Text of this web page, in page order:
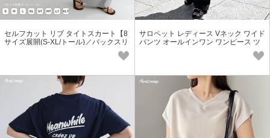
セルフカット リブ タイトスカート【8
サイズ展開(S-XL/トール)／バックスリ
サロペット レディース Vネック ワイド
パンツ オールインワン ワンピース ツ